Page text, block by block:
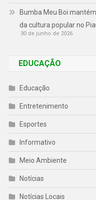
Bumba Meu Boi
da cultura popular no
30 de junho de 2026
EDUCAÇÃO
Educação
Entretenimento
Esportes
Informativo
Meio Ambiente
Notícias
Notícias Locais